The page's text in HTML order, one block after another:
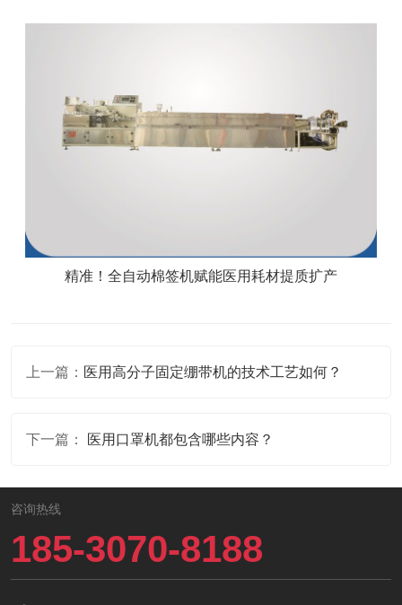
精准！全自动棉签机赋能医用耗材提质扩产
上一篇： 医用高分子固定绷带机的技术工艺如何？
下一篇： 医用口罩机都包含哪些内容？
咨询热线
185-3070-8188